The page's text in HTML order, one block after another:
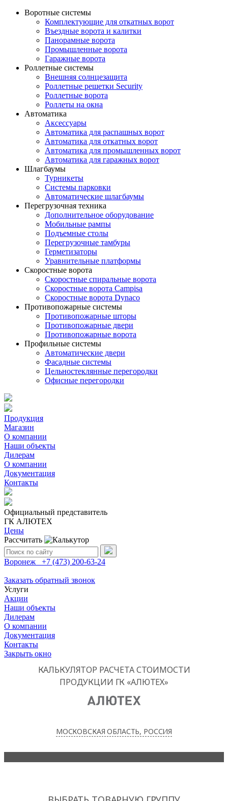
Воротные системы
Комплектующие для откатных ворот
Въездные ворота и калитки
Панорамные ворота
Промышленные ворота
Гаражные ворота
Роллетные системы
Внешняя солнцезащита
Роллетные решетки Security
Роллетные ворота
Роллеты на окна
Автоматика
Аксессуары
Автоматика для распашных ворот
Автоматика для откатных ворот
Автоматика для промышленных ворот
Автоматика для гаражных ворот
Шлагбаумы
Турникеты
Системы парковки
Автоматические шлагбаумы
Перегрузочная техника
Дополнительное оборудование
Мобильные рампы
Подъемные столы
Перегрузочные тамбуры
Герметизаторы
Уравнительные платформы
Скоростные ворота
Скоростные спиральные ворота
Скоростные ворота Campisa
Скоростные ворота Dynaco
Противопожарные системы
Противопожарные шторы
Противопожарные двери
Противопожарные ворота
Профильные системы
Автоматические двери
Фасадные системы
Цельностеклянные перегородки
Офисные перегородки
Продукция
Магазин
О компании
Наши объекты
Дилерам
О компании
Документация
Контакты
Официальный представитель
ГК АЛЮТЕХ
Цены
Рассчитать
Поиск:
Воронеж
+7 (473) 200-63-24
Заказать обратный звонок
Услуги
Акции
Наши объекты
Дилерам
О компании
Документация
Контакты
Закрыть окно